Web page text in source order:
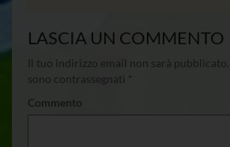
LASCIA UN COMMENTO
Il tuo indirizzo email non sarà pubblicato.
sono contrassegnati
Commento